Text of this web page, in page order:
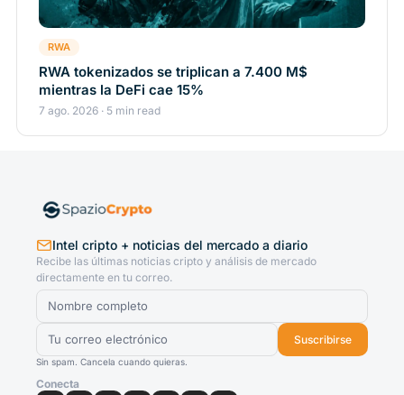
RWA
RWA tokenizados se triplican a 7.400 M$
mientras la DeFi cae 15%
7 ago. 2026 · 5 min read
Intel cripto + noticias del mercado a diario
Recibe las últimas noticias cripto y análisis de mercado
directamente en tu correo.
Suscribirse
Sin spam. Cancela cuando quieras.
Conecta